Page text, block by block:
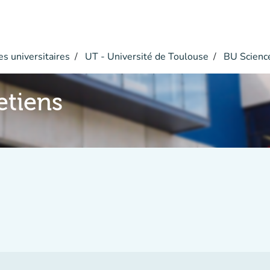
universitaires UT - Université de Toulouse BU